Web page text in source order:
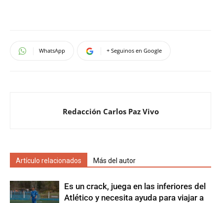
WhatsApp + Seguinos en Google
Redacción Carlos Paz Vivo
Artículo relacionados Más del autor
Es un crack, juega en las inferiores del
Atlético y necesita ayuda para viajar a